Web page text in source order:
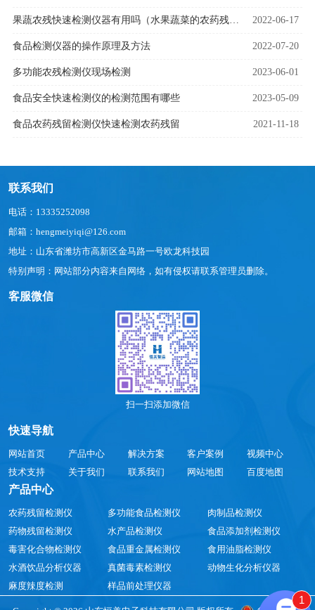
2022-06-17
食品检测仪器的操作原理及方法 2022-07-20
多功能农残检测仪现场检测 2023-06-01
食品安全快速检测仪的检测范围有哪些 2023-05-09
食品农药残留检测仪快速检测农药残留 2021-11-18
联系我们
电话：13335252098
邮箱：hengmeiyiqi@126.com
地址：山东省潍坊市高新区金马路一号欧龙科技园
特别声明：网站部分内容来自网络，如有侵权请联系管理员删除。
客服微信
扫一扫添加微信
快速导航
网站首页 产品中心 解决方案 客户案例
视频中心
技术支持
关于我们 联系我们 网站地图 百度地图
产品中心
农药残留检测仪 多功能食品检测仪
肉制品检测仪
药物残留检测仪
水产品检测仪
食品添加剂检测仪
毒害化合物检测仪
食品重金属检测仪
食用油脂检测仪
水酒饮品分析仪器
真菌毒素检测仪
动物生化分析仪器
麻度辣度检测
样品前处理仪器
1